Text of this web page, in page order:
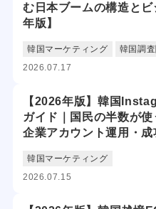
む日本ブームの構造と
年版】
韓国マーケティング
韓国調
2026.07.17
【2026年版】韓国
ガイド｜国民の半数が
企業アカウント運用・成
韓国マーケティング
2026.07.15